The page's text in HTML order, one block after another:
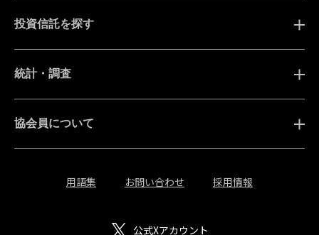
投資信託を探す
統計・調査
協会員について
用語集 お問い合わせ 採用情報
公式Xアカウント